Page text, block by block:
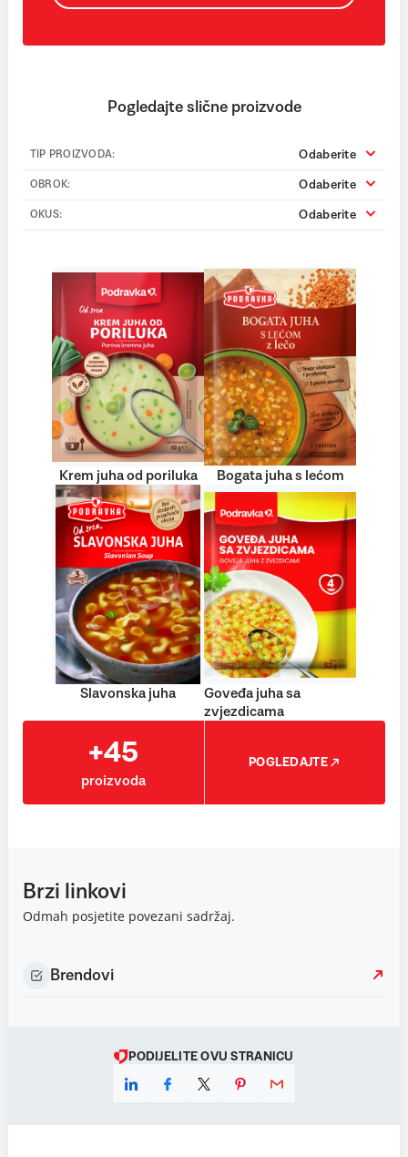
Pogledajte slične proizvode
TIP PROIZVODA: Odaberite
OBROK: Odaberite
OKUS: Odaberite
Krem juha od poriluka Bogata juha s lećom
Slavonska juha
Goveđa juha sa
zvjezdicama
+45
proizvoda
POGLEDAJTE
Brzi linkovi
Odmah posjetite povezani sadržaj.
Brendovi
PODIJELITE OVU STRANICU